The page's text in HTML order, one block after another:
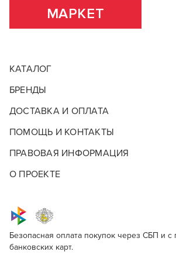
МАРКЕТ
КАТАЛОГ
БРЕНДЫ
ДОСТАВКА И ОПЛАТА
ПОМОЩЬ И КОНТАКТЫ
ПРАВОВАЯ ИНФОРМАЦИЯ
О ПРОЕКТЕ
Безопасная оплата покупок через СБП и
банковских карт.
Keune Color